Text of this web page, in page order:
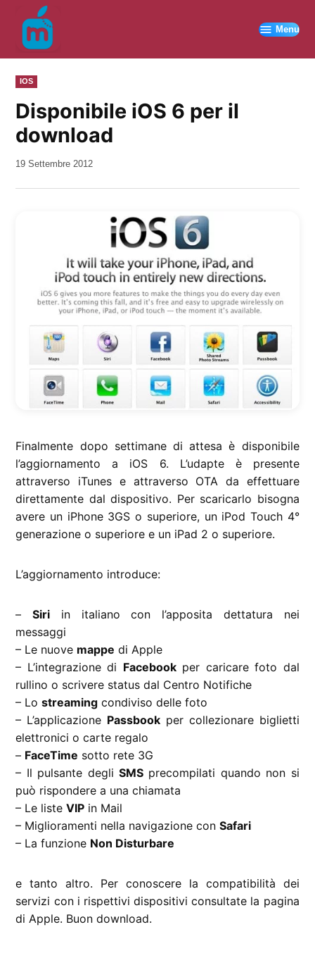
contenuto
Menu
PUBBLICATO
IN
IOS
Disponibile iOS 6 per il
download
da
19 Settembre 2012
Finalmente dopo settimane di attesa è disponibile
l’aggiornamento a iOS 6. L’udapte è presente
attraverso iTunes e attraverso OTA da effettuare
direttamente dal dispositivo. Per scaricarlo bisogna
avere un iPhone 3GS o superiore, un iPod Touch 4°
generazione o superiore e un iPad 2 o superiore.
L’aggiornamento introduce:
–Siri in italiano con l’apposita dettatura nei
messaggi
– Le nuove mappe di Apple
– L’integrazione di Facebookper caricare foto dal
rullino o scrivere status dal Centro Notifiche
– Lostreaming condiviso delle foto
– L’applicazione Passbook per collezionare biglietti
elettronici o carte regalo
– FaceTime sotto rete 3G
– Il pulsante degli SMS precompilati quando non si
può rispondere a una chiamata
– Le listeVIP in Mail
– Miglioramenti nella navigazione conSafari
– La funzione Non Disturbare
e tanto altro. Per conoscere la compatibilità dei
servizi con i rispettivi dispositivi consultate la pagina
di Apple. Buon download.